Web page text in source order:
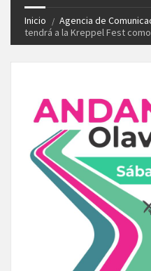
Inicio Agencia de
tendrá a la Kreppel Fest